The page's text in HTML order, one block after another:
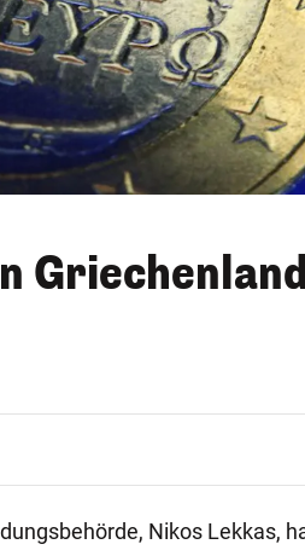
Griechenland
Nikos Lekkas,